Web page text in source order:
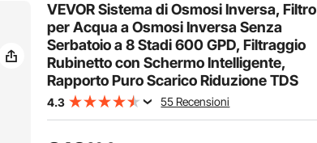
VEVOR Sistema di Osmosi Inversa, Filtro
per Acqua a Osmosi Inversa Senza
Serbatoio a 8 Stadi 600 GPD, Filtraggio
Rubinetto con Schermo Intelligente,
Rapporto Puro Scarico Riduzione TDS
4.3 55 Recensioni